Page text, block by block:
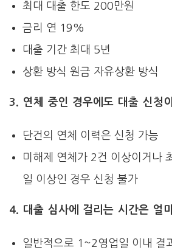
최대 대출 한도 200만원
금리 연 19%
대출 기간 최대 5년
상환 방식 원금 자유상환 방식
3. 연체 중인 경우에도 대출 신청
단건의 연체 이력은 신청 가능
미해제 연체가 2건 이상이거나
일 이상인 경우 신청 불가
4. 대출 심사에 걸리는 시간은 얼
일반적으로 1~2영업일 이내 결